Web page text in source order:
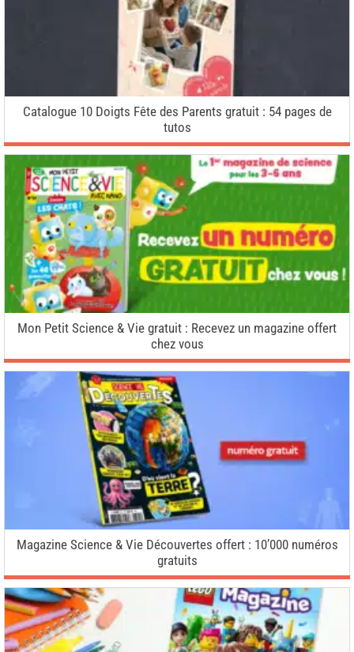
Catalogue 10 Doigts Fête des Parents gratuit : 54 pages de
tutos
Mon Petit Science & Vie gratuit : Recevez un magazine offert
chez vous
Magazine Science & Vie Découvertes offert : 10’000 numéros
gratuits